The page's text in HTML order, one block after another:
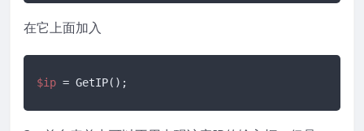
在它上面加入
$ip = GetIP();